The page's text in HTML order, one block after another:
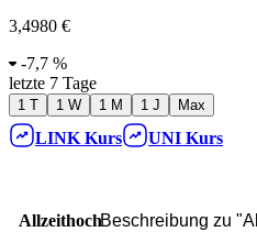
3,4980 €
-7,7 %
letzte 7 Tage
1 T 1 W 1 M 1 J Max
LINK Kurs UNI Kurs
AllzeithochBeschreibung zu